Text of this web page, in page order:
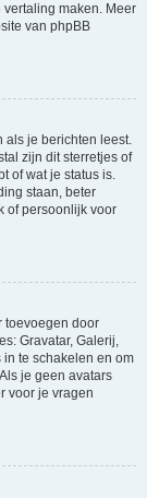
maken. Meer
van phpBB
als je berichten leest.
zijn dit sterretjes of
of wat je status is.
staan, beter
of persoonlijk voor
toevoegen door
Gravatar, Galerij,
te schakelen en om
je geen avatars
voor je vragen